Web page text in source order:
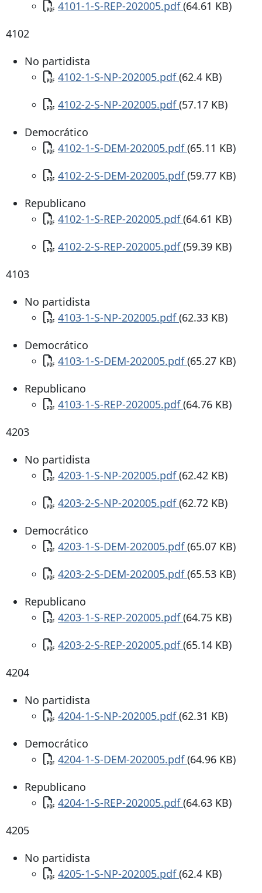
Documento
4101-1-S-REP-202005.pdf(64.61 KB)
4102
No partidista
Documento
4102-1-S-NP-202005.pdf(62.4 KB)
Documento
4102-2-S-NP-202005.pdf(57.17 KB)
Democrático
Documento
4102-1-S-DEM-202005.pdf(65.11 KB)
Documento
4102-2-S-DEM-202005.pdf(59.77 KB)
Republicano
Documento
4102-1-S-REP-202005.pdf(64.61 KB)
Documento
4102-2-S-REP-202005.pdf(59.39 KB)
4103
No partidista
Documento
4103-1-S-NP-202005.pdf(62.33 KB)
Democrático
Documento
4103-1-S-DEM-202005.pdf(65.27 KB)
Republicano
Documento
4103-1-S-REP-202005.pdf(64.76 KB)
4203
No partidista
Documento
4203-1-S-NP-202005.pdf(62.42 KB)
Documento
4203-2-S-NP-202005.pdf(62.72 KB)
Democrático
Documento
4203-1-S-DEM-202005.pdf(65.07 KB)
Documento
4203-2-S-DEM-202005.pdf(65.53 KB)
Republicano
Documento
4203-1-S-REP-202005.pdf(64.75 KB)
Documento
4203-2-S-REP-202005.pdf(65.14 KB)
4204
No partidista
Documento
4204-1-S-NP-202005.pdf(62.31 KB)
Democrático
Documento
4204-1-S-DEM-202005.pdf(64.96 KB)
Republicano
Documento
4204-1-S-REP-202005.pdf(64.63 KB)
4205
No partidista
Documento
4205-1-S-NP-202005.pdf(62.4 KB)